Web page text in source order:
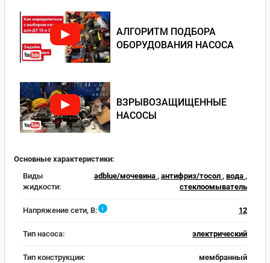
АЛГОРИТМ ПОДБОРА
ОБОРУДОВАНИЯ НАСОСА
ВЗРЫВОЗАЩИЩЕННЫЕ
НАСОСЫ
Основные характеристики:
Виды
жидкости:
adblue/мочевина , антифриз/тосол , вода ,
стеклоомыватель
Напряжение сети, В: i 12
Тип насоса: электрический
Тип конструкции: мембранный